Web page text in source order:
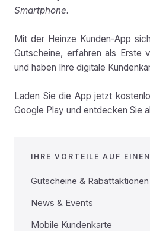
Smartphone.
Mit der Heinze Kunden-App
Gutscheine, erfahren als Erste
und haben Ihre digitale
Laden Sie die App jetzt
Google Play und entdecken Sie
IHRE VORTEILE AUF
Gutscheine & Rabattaktionen
News & Events
Mobile Kundenkarte